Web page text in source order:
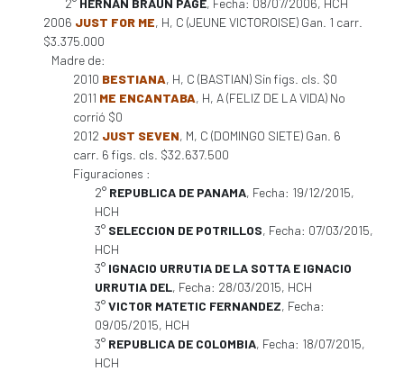
2° HERNAN BRAUN PAGE, Fecha: 08/07/2006, HCH
2006 JUST FOR ME, H, C (JEUNE VICTOROISE) Gan. 1 carr.
$3.375.000
Madre de:
2010 BESTIANA, H, C (BASTIAN) Sin figs. cls. $0
2011 ME ENCANTABA, H, A (FELIZ DE LA VIDA) No
corrió $0
2012 JUST SEVEN, M, C (DOMINGO SIETE) Gan. 6
carr. 6 figs. cls. $32.637.500
Figuraciones :
2° REPUBLICA DE PANAMA, Fecha: 19/12/2015,
HCH
3° SELECCION DE POTRILLOS, Fecha: 07/03/2015,
HCH
3° IGNACIO URRUTIA DE LA SOTTA E IGNACIO
URRUTIA DEL, Fecha: 28/03/2015, HCH
3°VICTOR MATETIC FERNANDEZ, Fecha:
09/05/2015, HCH
3° REPUBLICA DE COLOMBIA, Fecha: 18/07/2015,
HCH